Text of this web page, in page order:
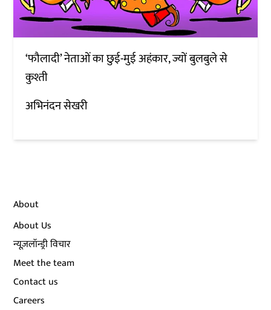
‘फौलादी’ नेताओं का छुई-मुई अहंकार, ज्यों बुलबुले से
कुश्ती
अभिनंदन सेखरी
About
About Us
न्यूज़लॉन्ड्री विचार
Meet the team
Contact us
Careers